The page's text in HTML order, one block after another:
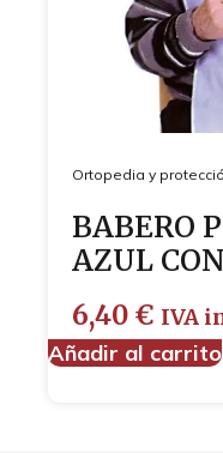
Ortopedia y
BABERO
AZUL
6,40 € IVA
Añadir al carrito